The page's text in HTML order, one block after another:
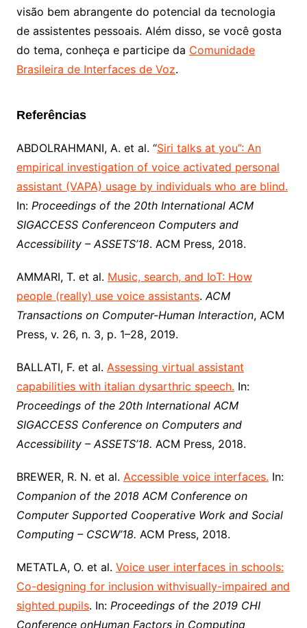
visão bem abrangente do potencial da tecnologia
de assistentes pessoais. Além disso, se você gosta
do tema, conheça e participe da Comunidade
Brasileira de Interfaces de Voz.
Referências
ABDOLRAHMANI, A. et al. “Siri talks at you”: An
empirical investigation of voice activated personal
assistant (VAPA) usage by individuals who are blind.
In: Proceedings of the 20th International ACM
SIGACCESS Conferenceon Computers and
Accessibility – ASSETS’18. ACM Press, 2018.
AMMARI, T. et al. Music, search, and IoT: How
people (really) use voice assistants.ACM
Transactions on Computer-Human Interaction, ACM
Press, v. 26, n. 3, p. 1–28, 2019.
BALLATI, F. et al. Assessing virtual assistant
capabilities with italian dysarthric speech. In:
Proceedings of the 20th International ACM
SIGACCESS Conference on Computers and
Accessibility – ASSETS’18. ACM Press, 2018.
BREWER, R. N. et al. Accessible voice interfaces. In:
Companion of the 2018 ACM Conference on
Computer Supported Cooperative Work and Social
Computing – CSCW’18. ACM Press, 2018.
METATLA, O. et al. Voice user interfaces in schools:
Co-designing for inclusion withvisually-impaired and
sighted pupils. In: Proceedings of the 2019 CHI
Conference onHuman Factors in Computing